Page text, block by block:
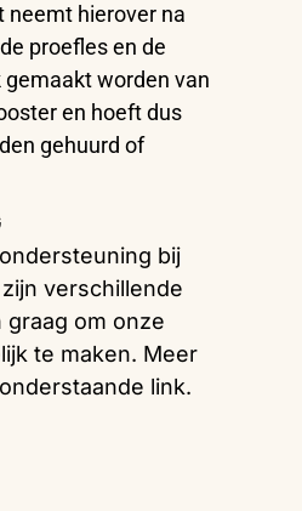
neemt hierover na
proefles en de
worden van
en hoeft dus
gehuurd of
bij
verschillende
graag om onze
te maken. Meer
link.